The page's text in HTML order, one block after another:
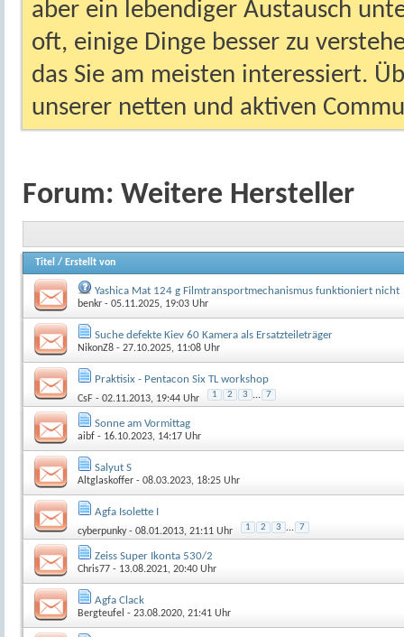
aber ein lebendiger Austausch
oft, einige Dinge besser zu
das Sie am meisten interessiert.
unserer netten und aktiven
Forum: Weitere Hersteller
Titel / Erstellt von
Yashica Mat 124 g Filmtransportmechanismus funktioniert nicht
benkr - 05.11.2025, 19:03 Uhr
Suche defekte Kiev 60 Kamera als Ersatzteileträger
NikonZ8 - 27.10.2025, 11:08 Uhr
Praktisix - Pentacon Six TL workshop
CsF - 02.11.2013, 19:44 Uhr 1 2 3 ... 7
Sonne am Vormittag
aibf - 16.10.2023, 14:17 Uhr
Salyut S
Altglaskoffer - 08.03.2023, 18:25 Uhr
Agfa Isolette I
cyberpunky- 08.01.2013, 21:11 Uhr 1 2 3 ... 7
Zeiss Super Ikonta 530/2
Chris77 - 13.08.2021, 20:40 Uhr
Agfa Clack
Bergteufel - 23.08.2020, 21:41 Uhr